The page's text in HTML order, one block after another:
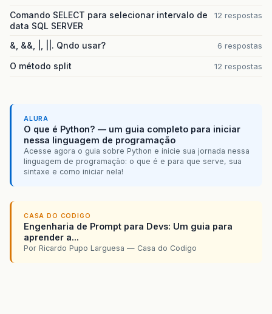
Comando SELECT para selecionar intervalo de
data SQL SERVER
12 respostas
&, &&, |, ||. Qndo usar? 6 respostas
O método split 12 respostas
ALURA
O que é Python? — um guia completo para iniciar
nessa linguagem de programação
Acesse agora o guia sobre Python e inicie sua jornada nessa
linguagem de programação: o que é e para que serve, sua
sintaxe e como iniciar nela!
CASA DO CODIGO
Engenharia de Prompt para Devs: Um guia para
aprender a...
Por Ricardo Pupo Larguesa — Casa do Codigo